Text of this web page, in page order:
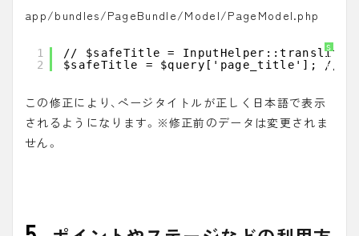
app/bundles/PageBundle/Model/PageModel.php
S
y
n
h
1
2
// $safeTitle =
$safeTitle = $query['page_title']; // ←こ
この修正により、ページタイトルが正しく日本語で表示
されるようになります。※修正前のデータは変更されま
せん。